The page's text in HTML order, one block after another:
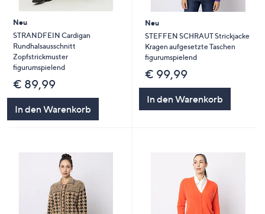
Neu
STRANDFEIN Cardigan
Rundhalsausschnitt
Zopfstrickmuster
figurumspielend
€ 89,99
In den Warenkorb
Neu
STEFFEN SCHRAUT Strickjacke
Kragen aufgesetzte Taschen
figurumspielend
€ 99,99
In den Warenkorb